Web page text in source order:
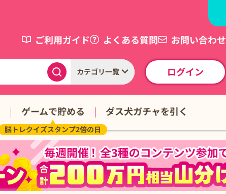
ご利用ガイド よくある質問 お問い合わせ
カテゴリ一覧 ログイン
ゲームで貯める
脳トレクイズスタンプ2倍の日
ダス犬ガチャを引く